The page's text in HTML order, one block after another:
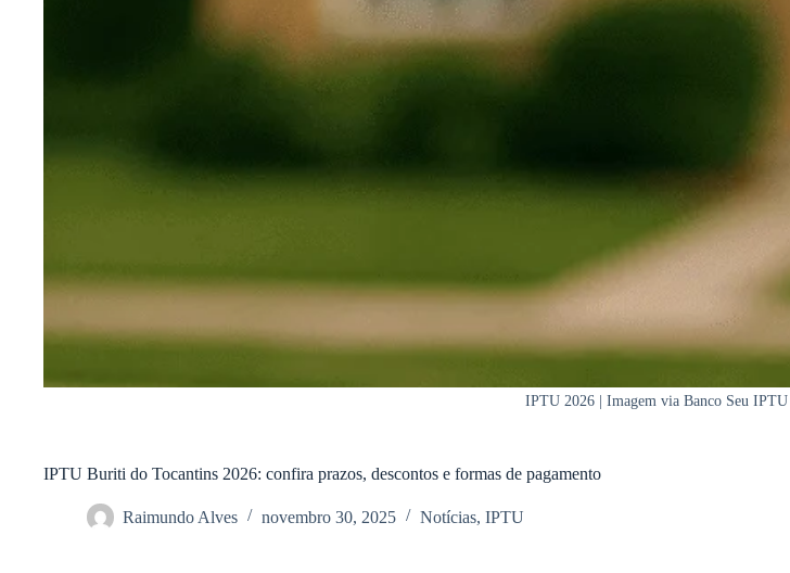
IPTU 2026 | Imagem via Banco Seu IPTU
IPTU Buriti do Tocantins 2026: confira prazos, descontos e formas de pagamento
Raimundo Alves novembro 30, 2025 Notícias, IPTU